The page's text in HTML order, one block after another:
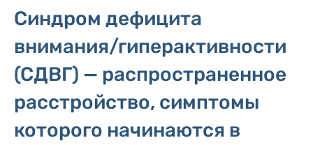
Синдром дефицита
внимания/гиперактивности
(СДВГ) — распространенное
расстройство, симптомы
которого начинаются в